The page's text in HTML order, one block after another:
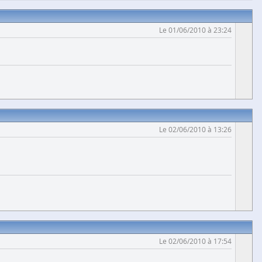
Le 01/06/2010 à 23:24
Le 02/06/2010 à 13:26
Le 02/06/2010 à 17:54